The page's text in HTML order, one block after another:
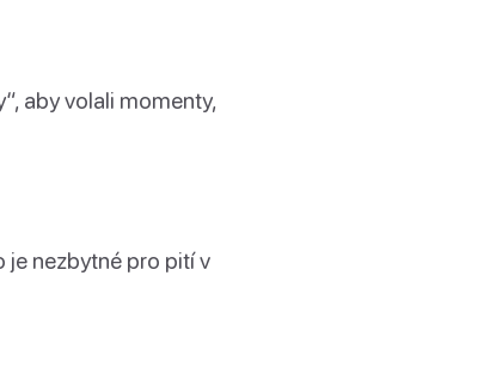
aby volali momenty,
je nezbytné pro pití v